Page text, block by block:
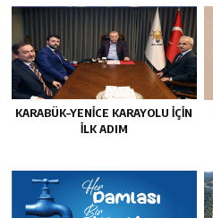
KARABÜK–YENİCE KARAYOLU İÇİN
İLK ADIM